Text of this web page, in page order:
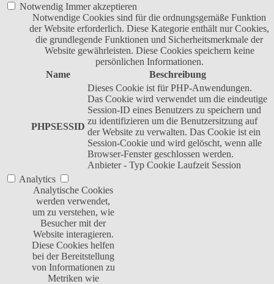
Notwendig Immer akzeptieren
Notwendige Cookies sind für die ordnungsgemäße Funktion
der Website erforderlich. Diese Kategorie enthält nur Cookies,
die grundlegende Funktionen und Sicherheitsmerkmale der
Website gewährleisten. Diese Cookies speichern keine
persönlichen Informationen.
Name
Beschreibung
PHPSESSID
Dieses Cookie ist für PHP-Anwendungen.
Das Cookie wird verwendet um die eindeutige
Session-ID eines Benutzers zu speichern und
zu identifizieren um die Benutzersitzung auf
der Website zu verwalten. Das Cookie ist ein
Session-Cookie und wird gelöscht, wenn alle
Browser-Fenster geschlossen werden.
Anbieter - Typ Cookie Laufzeit Session
Analytics
Analytische Cookies
werden verwendet,
um zu verstehen, wie
Besucher mit der
Website interagieren.
Diese Cookies helfen
bei der Bereitstellung
von Informationen zu
Metriken wie